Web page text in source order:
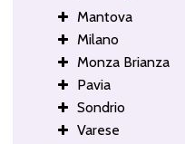
Mantova
Milano
Monza Brianza
Pavia
Sondrio
Varese